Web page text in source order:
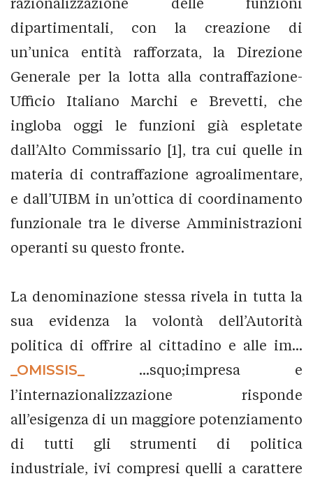
dipartimentali, con la creazione di
un’unica entità rafforzata, la Direzione
Generale per la lotta alla contraffazione-
Ufficio Italiano Marchi e Brevetti, che
ingloba oggi le funzioni già espletate
dall’Alto Commissario [1], tra cui quelle in
materia di contraffazione agroalimentare,
e dall’UIBM in un’ottica di coordinamento
funzionale tra le diverse Amministrazioni
operanti su questo fronte.
La denominazione stessa rivela in tutta la
sua evidenza la volontà dell’Autorità
politica di offrire al cittadino e alle im...
_OMISSIS_
...squo;impresa e
l’internazionalizzazione risponde
all’esigenza di un maggiore potenziamento
di tutti gli strumenti di politica
industriale, ivi compresi quelli a carattere